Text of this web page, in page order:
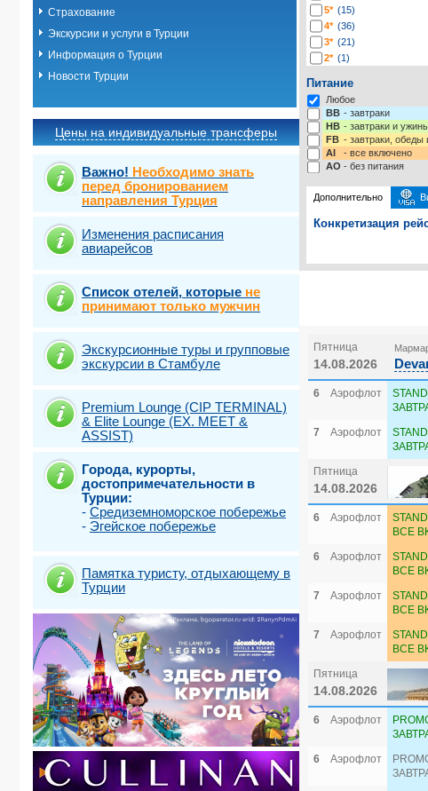
Страхование
Экскурсии и услуги в Турции
Информация о Турции
Новости Турции
Цены на индивидуальные трансферы
Важно! Необходимо знать
перед бронированием
направления Турция
Изменения расписания
авиарейсов
Список отелей, которые не
принимают только мужчин
Экскурсионные туры и групповые
экскурсии в Стамбуле
Premium Lounge (CIP TERMINAL)
& Elite Lounge (EX. MEET &
ASSIST)
Города, курорты,
достопримечательности в
Турции:
- Средиземноморское побережье
- Эгейское побережье
Памятка туристу, отдыхающему в
Турции
5* (15)
4* (36)
3* (21)
2* (1)
Питание
Любое
BB - завтраки
HB - завтраки и
FB - завтраки, обеды
AI
- все включено
AO - без питания
Дополнительно
Конкретизация
Пятница
14.08.2026
6 Аэрофлот
7 Аэрофлот
Пятница
14.08.2026
6 Аэрофлот
ВСЕ
6 Аэрофлот
ВСЕ
7 Аэрофлот
ВСЕ
7 Аэрофлот
ВСЕ
Пятница
14.08.2026
6 Аэрофлот
6 Аэрофлот